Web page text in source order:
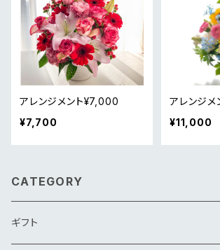
アレンジメント¥7,000
¥7,700
アレンジ
¥11,000
CATEGORY
ギフト